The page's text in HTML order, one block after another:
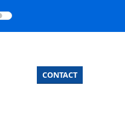
CONTACT